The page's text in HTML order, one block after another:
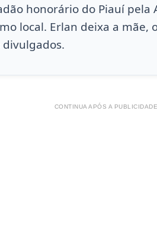
honorário do Piauí pela
local. Erlan deixa a mãe,
CONTINUA APÓS A PUBLICIDADE